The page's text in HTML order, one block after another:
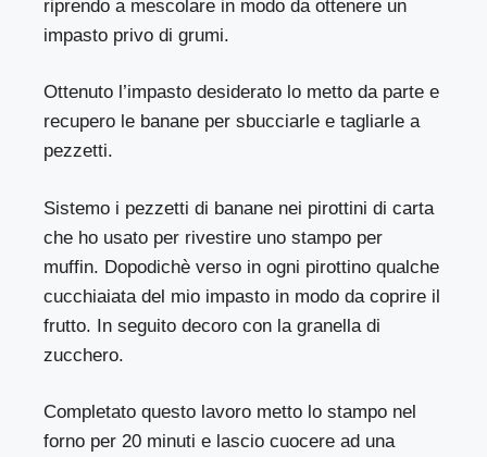
riprendo a mescolare in modo da ottenere un
impasto privo di grumi.
Ottenuto l’impasto desiderato lo metto da parte e
recupero le banane per sbucciarle e tagliarle a
pezzetti.
Sistemo i pezzetti di banane nei pirottini di carta
che ho usato per rivestire uno stampo per
muffin. Dopodichè verso in ogni pirottino qualche
cucchiaiata del mio impasto in modo da coprire il
frutto. In seguito decoro con la granella di
zucchero.
Completato questo lavoro metto lo stampo nel
forno per 20 minuti e lascio cuocere ad una